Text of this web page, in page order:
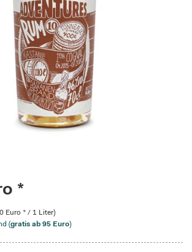
*
Euro * / 1 Liter)
(gratis ab 95 Euro)